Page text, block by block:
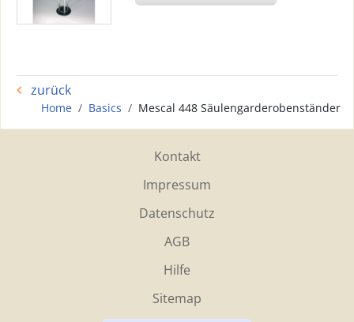
zurück
Home Basics Mescal 448 Säulengarderobenständer
Kontakt
Impressum
Datenschutz
AGB
Hilfe
Sitemap